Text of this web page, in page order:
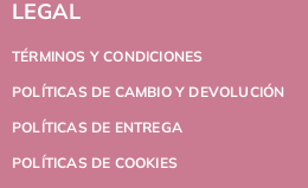
LEGAL
TÉRMINOS Y CONDICIONES
POLÍTICAS DE CAMBIO Y DEVOLUCIÓN
POLÍTICAS DE ENTREGA
POLÍTICAS DE COOKIES